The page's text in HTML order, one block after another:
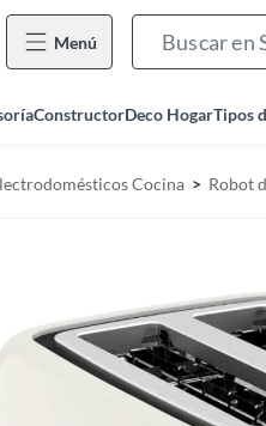
Menú
ConstructorDeco HogarTipos
Cocina Robot